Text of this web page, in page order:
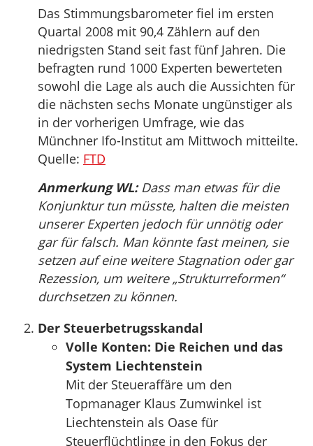
Das Stimmungsbarometer fiel im ersten
Quartal 2008 mit 90,4 Zählern auf den
niedrigsten Stand seit fast fünf Jahren. Die
befragten rund 1000 Experten bewerteten
sowohl die Lage als auch die Aussichten für
die nächsten sechs Monate ungünstiger als
in der vorherigen Umfrage, wie das
Münchner Ifo-Institut am Mittwoch mitteilte.
Quelle: FTD
Anmerkung WL:Dass man etwas für die
Konjunktur tun müsste, halten die meisten
unserer Experten jedoch für unnötig oder
gar für falsch. Man könnte fast meinen, sie
setzen auf eine weitere Stagnation oder gar
Rezession, um weitere „Strukturreformen“
durchsetzen zu können.
Der Steuerbetrugsskandal
Volle Konten: Die Reichen und das
System Liechtenstein
Mit der Steueraffäre um den
Topmanager Klaus Zumwinkel ist
Liechtenstein als Oase für
Steuerflüchtlinge in den Fokus der